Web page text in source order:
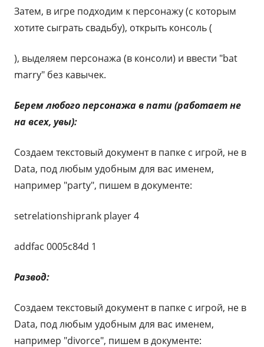
Затем, в игре подходим к персонажу (с которым
хотите сыграть свадьбу), открыть консоль (
), выделяем персонажа (в консоли) и ввести "bat
marry" без кавычек.
Берем любого персонажа в пати (работает не
на всех, увы):
Создаем текстовый документ в папке с игрой, не в
Data, под любым удобным для вас именем,
например "party", пишем в документе:
setrelationshiprank player 4
addfac 0005c84d 1
Развод:
Создаем текстовый документ в папке с игрой, не в
Data, под любым удобным для вас именем,
например "divorce", пишем в документе: